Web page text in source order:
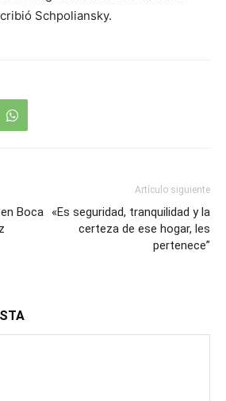
Schpoliansky.
Boca
Artículo siguiente
«Es seguridad, tranquilidad y la
certeza de ese hogar, les
pertenece”